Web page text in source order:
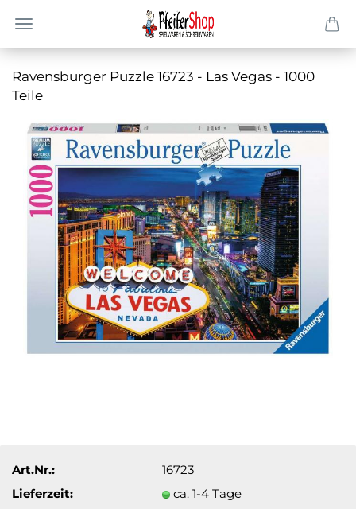
Ra­vens­bur­ger Puz­zle 16723 - Las Vegas - 1000
Teile
Art.Nr.:
16723
Lieferzeit:
ca. 1-4 Tage